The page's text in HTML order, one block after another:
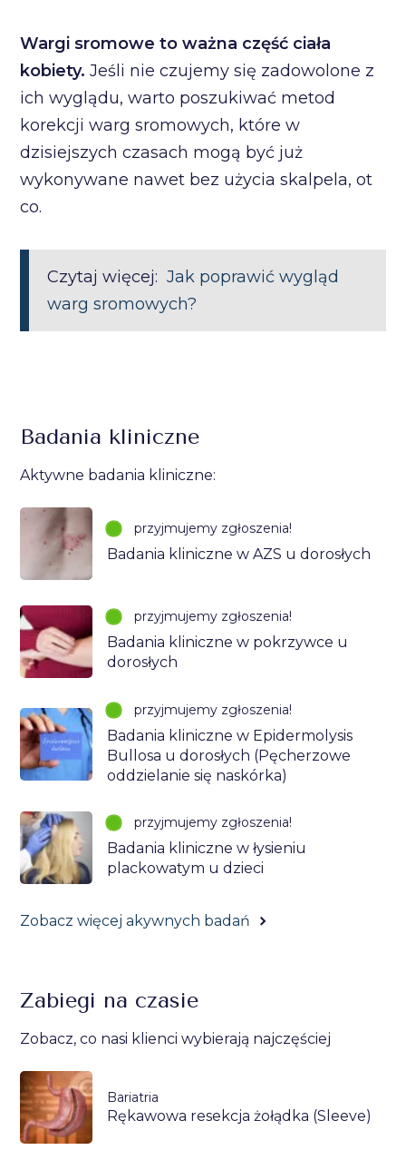
Wargi sromowe to ważna część ciała
kobiety. Jeśli nie czujemy się zadowolone z
ich wyglądu, warto poszukiwać metod
korekcji warg sromowych, które w
dzisiejszych czasach mogą być już
wykonywane nawet bez użycia skalpela, ot
co.
Czytaj więcej: Jak poprawić wygląd
warg sromowych?
Badania kliniczne
Aktywne badania kliniczne:
przyjmujemy zgłoszenia!
Badania kliniczne w AZS u dorosłych
przyjmujemy zgłoszenia!
Badania kliniczne w pokrzywce u
dorosłych
przyjmujemy zgłoszenia!
Badania kliniczne w Epidermolysis
Bullosa u dorosłych (Pęcherzowe
oddzielanie się naskórka)
przyjmujemy zgłoszenia!
Badania kliniczne w łysieniu
plackowatym u dzieci
Zobacz więcej akywnych badań
Zabiegi na czasie
Zobacz, co nasi klienci wybierają najczęściej
Bariatria
Rękawowa resekcja żołądka (Sleeve)